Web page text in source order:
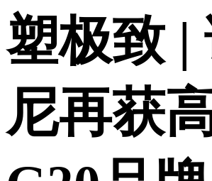
塑极致 |
尼再获